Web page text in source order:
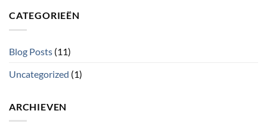
CATEGORIEËN
Blog Posts (11)
Uncategorized (1)
ARCHIEVEN